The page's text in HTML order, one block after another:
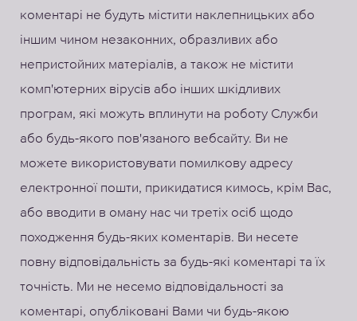
коментарі не будуть містити наклепницьких або
іншим чином незаконних, образливих або
непристойних матеріалів, а також не містити
комп'ютерних вірусів або інших шкідливих
програм, які можуть вплинути на роботу Служби
або будь-якого пов'язаного вебсайту. Ви не
можете використовувати помилкову адресу
електронної пошти, прикидатися кимось, крім Вас,
або вводити в оману нас чи третіх осіб щодо
походження будь-яких коментарів. Ви несете
повну відповідальність за будь-які коментарі та їх
точність. Ми не несемо відповідальності за
коментарі, опубліковані Вами чи будь-якою